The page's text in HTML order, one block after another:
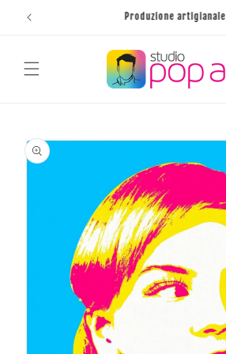
direttamente
Produzione artigianale
informazioni
sul prodotto